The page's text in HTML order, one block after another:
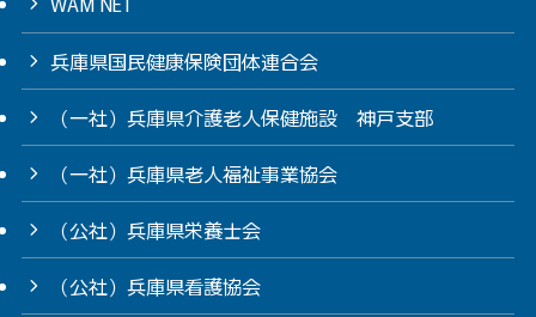
兵庫県国民健康保険団体連合会
（一社）兵庫県介護老人保健施設 神戸支部
（一社）兵庫県老人福祉事業協会
（公社）兵庫県栄養士会
（公社）兵庫県看護協会